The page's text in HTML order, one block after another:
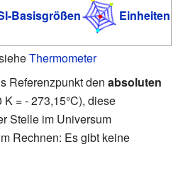
Basisgrößen
Einheiten
Thermometer
Referenzpunkt den absoluten
K = - 273,15°C), diese
Stelle im Universum
Rechnen: Es gibt keine